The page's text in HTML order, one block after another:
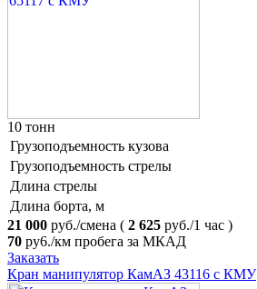
10 тонн
Грузоподъемность кузова
Грузоподъемность стрелы
Длина стрелы
Длина борта, м
21 000 руб./смена ( 2 625 руб./1 час )
70 ру6./км пробега за МКАД
Заказать
Кран манипулятор КамАЗ 43116 с КМУ